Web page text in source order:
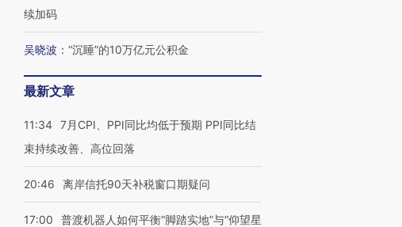
续加码
吴晓波 ： “沉睡”的10万亿元公积金
最新文章
11:34 7月CPI、PPI同比均低于预期 PPI同比结
束持续改善、高位回落
20:46 离岸信托90天补税窗口期疑问
17:00
普渡机器人如何平衡“脚踏实地”与“仰望星